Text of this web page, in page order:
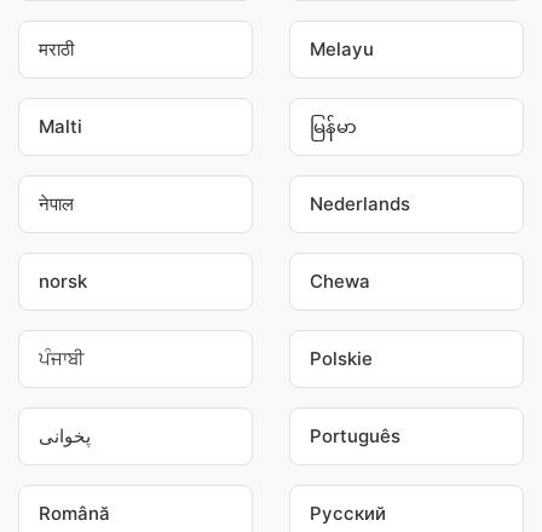
मराठी Melayu
Malti မြန်မာ
नेपाल Nederlands
norsk Chewa
ਪੰਜਾਬੀ Polskie
پخوانی Português
Română Pусский